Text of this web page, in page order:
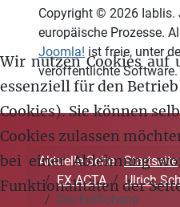
Copyright © 2026 Iablis.
europäische Prozesse.
Joomla! ist freie, unter
veröffentlichte Software.
Aktuelle Seite:Startseite
EX ACTA
Ulrich
Die Entflohene
Wir nutzen Cookies auf
essenziell für den
Cookies). Sie können
Cookies zulassen
bei einer Ablehnung
Funktionalitäten der